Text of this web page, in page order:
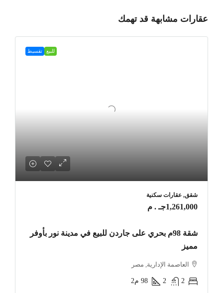
عقارات مشابهة قد تهمك
للبيع تقسيط
شقق, عقارات سكنية
1,261,000جـ . م
شقة 98م بحري على جاردن للبيع في مدينة نور بأوفر
مميز
العاصمة الإدارية, مصر
2
2
98 م2